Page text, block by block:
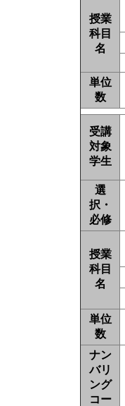
授業
科目
名
単位
数
受講
対象
学生
選
択・
必修
授業
科目
名
単位
数
ナン
バリ
ング
コー